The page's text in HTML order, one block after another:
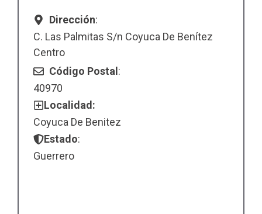
Dirección:
C. Las Palmitas S/n Coyuca De Benítez
Centro
Código Postal :
40970
Localidad:
Coyuca De Benitez
Estado:
Guerrero